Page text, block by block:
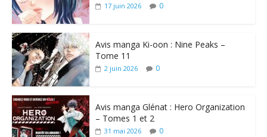
17 juin 2026 0
Avis manga Ki-oon : Nine Peaks –
Tome 11
2 juin 2026 0
Avis manga Glénat : Hero Organization
– Tomes 1 et 2
31 mai 2026 0